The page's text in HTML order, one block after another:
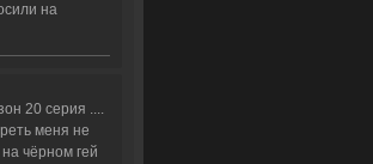
на
20 серия ....
меня не
чёрном гей